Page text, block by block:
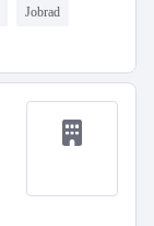
Jobrad